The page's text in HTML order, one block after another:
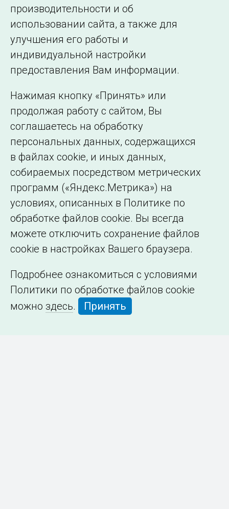
2010 год
©2005–2026 АО «СО ЕЭС»
Филиалы и
представительства
образовательной
организации
производительности и об
использовании сайта, а также для
улучшения его работы и
индивидуальной настройки
предоставления Вам информации.
Нажимая кнопку «Принять» или
продолжая работу с сайтом, Вы
соглашаетесь на обработку
персональных данных, содержащихся
в файлах cookie, и иных данных,
собираемых посредством метрических
программ («Яндекс.Метрика») на
условиях, описанных в Политике по
обработке файлов cookie. Вы всегда
можете отключить сохранение файлов
cookie в настройках Вашего браузера.
Подробнее ознакомиться с условиями
Политики по обработке файлов cookie
можно здесь. Принять